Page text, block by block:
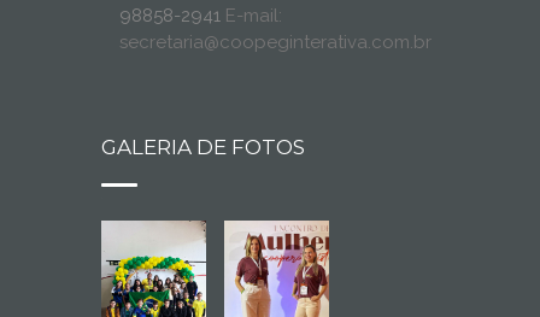
98858-2941 E-mail:
secretaria@coopeginterativa.com.br
GALERIA DE FOTOS